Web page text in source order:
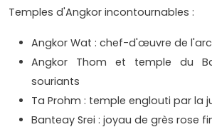
Temples d'Angkor incontournables :
Angkor Wat : chef-d'œuvre de
Angkor Thom et temple du
souriants
Ta Prohm : temple englouti par la
Banteay Srei : joyau de grès rose